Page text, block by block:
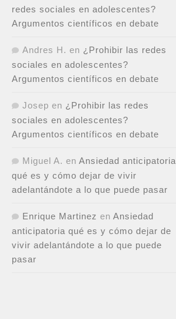
redes sociales en adolescentes?
Argumentos científicos en debate
Andres H. en ¿Prohibir las redes
sociales en adolescentes?
Argumentos científicos en debate
Josep en ¿Prohibir las redes
sociales en adolescentes?
Argumentos científicos en debate
Miguel A. en Ansiedad anticipatoria
qué es y cómo dejar de vivir
adelantándote a lo que puede pasar
Enrique Martinez en Ansiedad
anticipatoria qué es y cómo dejar de
vivir adelantándote a lo que puede
pasar